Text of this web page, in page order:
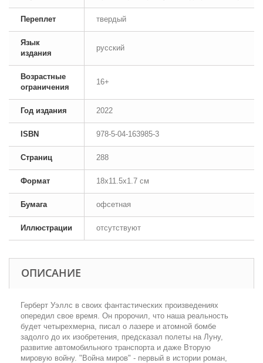
Переплет твердый
Язык
издания
русский
Возрастные
ограничения
16+
Год издания 2022
ISBN 978-5-04-163985-3
Страниц 288
Формат 18x11.5x1.7 см
Бумага офсетная
Иллюстрации отсутствуют
ОПИСАНИЕ
Герберт Уэллс в своих фантастических произведениях
опередил свое время. Он пророчил, что наша реальность
будет четырехмерна, писал о лазере и атомной бомбе
задолго до их изобретения, предсказал полеты на Луну,
развитие автомобильного транспорта и даже Вторую
мировую войну. "Война миров" - первый в истории роман,